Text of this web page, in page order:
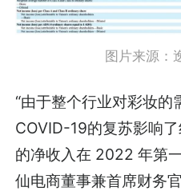
图片来源：
“由于整个行业对彩妆
COVID-19的复苏影响
的净收入在 2022 年第
仙电商董事兼首席财务